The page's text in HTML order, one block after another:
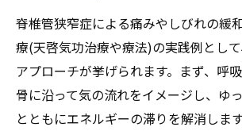
脊椎管狭窄症による痛みやしびれの緩
療(天啓気功治療や療法)の実践例とし
アプローチが挙げられます。まず、呼
骨に沿って気の流れをイメージし、ゆ
とともにエネルギーの滞りを解消しま